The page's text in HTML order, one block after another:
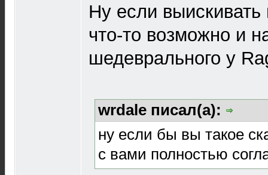
Ну если
что-то возможно и
шедеврального у
wrdale писал(а):
ну если бы вы такое
с вами полностью